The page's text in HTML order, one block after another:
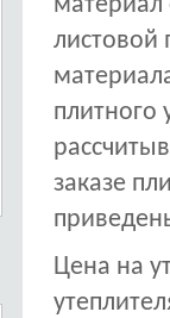
листовой
плитного
заказе
Цена на